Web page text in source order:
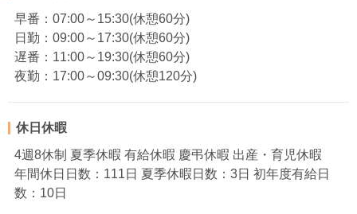
早番：07:00～15:30(休憩60分)
日勤：09:00～17:30(休憩60分)
遅番：11:00～19:30(休憩60分)
夜勤：17:00～09:30(休憩120分)
休日休暇
4週8休制 夏季休暇 有給休暇 慶弔休暇 出産・育児休暇
年間休日日数：111日 夏季休暇日数：3日 初年度有給日
数：10日